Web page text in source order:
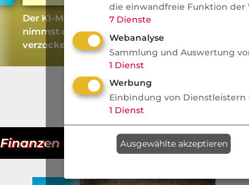
Der KI-Megatrend im Depot: So
nimmst du ihn mit, ohne dich zu
verzocken
Finanzen- Aktuell
die einwandfreie Funktion der
7 Dienste
Webanalyse
Sammlung und Auswertung
1 Dienst
Werbung
Einbindung von Dienstleistern
1 Dienst
Ausgewählte akzeptieren